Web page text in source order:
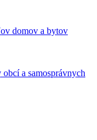
domov a bytov
a samosprávnych